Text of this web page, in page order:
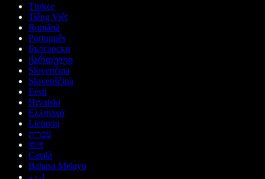
Türkçe
Tiếng Việt
Română
Português
Български
ქართული
Slovenčina
Slovenščina
Eesti
Hrvatski
Ελληνικά
Lietuvių
עברית
বাংলা
Català
Bahasa Melayu
اردو